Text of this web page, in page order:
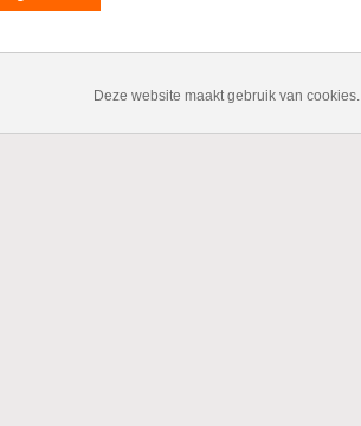
Deze website maakt gebruik van cookies.